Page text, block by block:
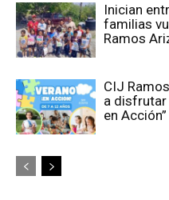
Inician
familias
Ramos
CIJ
a disfrutar
en Acción”